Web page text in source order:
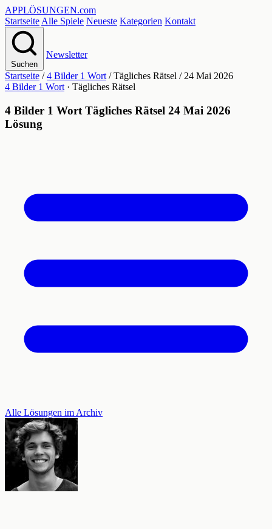
APPLÖSUNGEN.com
Startseite Alle Spiele Neueste Kategorien Kontakt
Suchen
Newsletter
Startseite / 4 Bilder 1 Wort / Tägliches Rätsel / 24 Mai 2026
4 Bilder 1 Wort · Tägliches Rätsel
4 Bilder 1 Wort Tägliches Rätsel 24 Mai 2026
Lösung
Alle Lösungen im Archiv